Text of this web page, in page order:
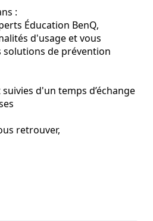
:
Éducation BenQ,
d'usage et vous
de prévention
d'un temps d’échange
retrouver,